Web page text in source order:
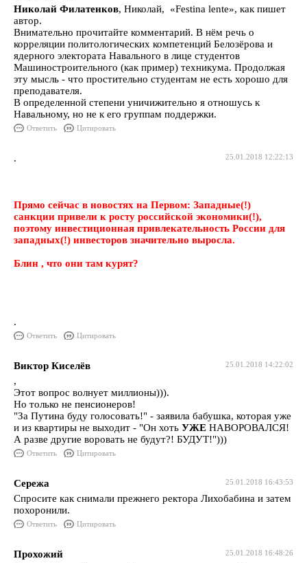
Николай Филатенков, Николай, «Festina lente», как пишет
автор.
Внимательно прочитайте комментарий. В нём речь о
корреляции политологических компетенций Белозёрова и
ядерного электората Навального в лице студентов
Машиностроительного (как пример) техникума. Продолжая
эту мысль - что простительно студентам не есть хорошо для
преподавателя.
В определенной степени уничижительно я отношусь к
Навальному, но не к его группам поддержки.
Ответить Цитировать
25.01.2018 12:22:13
.
Прямо сейчас в новостях на Первом: Западные(!)
санкции привели к росту российской экономики(!),
поэтому инвестиционная привлекательность России для
западных(!) инвесторов значительно выросла.
Блин , что они там курят?
.
Ответить Цитировать
25.01.2018 14:22:02
Виктор Киселёв
,
Этот вопрос волнует миллионы))).
Но только не пенсионеров!
"За Путина буду голосовать!" - заявила бабушка, которая уже
и из квартиры не выходит - "Он хоть УЖЕ НАВОРОВАЛСЯ!
А разве другие воровать не будут?! БУДУТ!")))
Ответить Цитировать
25.01.2018 16:43:53
Сережа
Спросите как снимали прежнего ректора Лихобабина и затем
похоронили.
Ответить Цитировать
25.01.2018 16:48:26
Прохожий